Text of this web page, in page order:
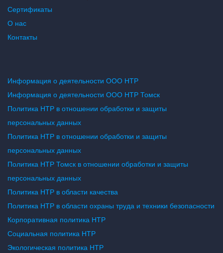
Сертификаты
О нас
Контакты
Информация о деятельности ООО НТР
Информация о деятельности ООО НТР Томск
Политика НТР в отношении обработки и защиты
персональных данных
Политика НТР в отношении обработки и защиты
персональных данных
Политика НТР Томск в отношении обработки и защиты
персональных данных
Политика НТР в области качества
Политика НТР в области охраны труда и техники безопасности
Корпоративная политика НТР
Социальная политика НТР
Экологическая политика НТР